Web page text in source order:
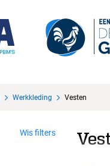
Werkkleding Vesten
Wis filters